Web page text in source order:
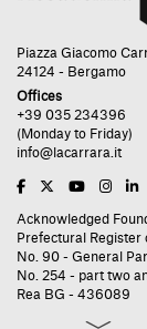
Piazza Giacomo
24124 - Bergamo
Offices
+39 035 234396
(Monday to Friday)
info@lacarrara.it
Acknowledged
Prefectural Register
No. 90 - General
No. 254 - part two
Rea BG - 436089